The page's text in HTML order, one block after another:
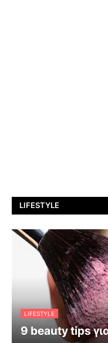
LIFESTYLE
LIFESTYLE
9 beauty tips